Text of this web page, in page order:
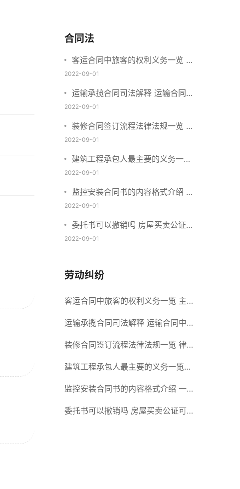
合什么要件？
合同法
客运合同中旅客的权利义务一览 主
要包括这些内容
2022-09-01
运输承揽合同司法解释 运输合同中
承运人的义务有哪些
2022-09-01
装修合同签订流程法律法规一览 律
师解答
2022-09-01
建筑工程承包人最主要的义务一览
承包合同内容介绍
2022-09-01
监控安装合同书的内容格式介绍 一
般包括这些条款
2022-09-01
委托书可以撤销吗 房屋买卖公证可
否撤销
2022-09-01
劳动纠纷
客运合同中旅客的权利义务一览 主
要包括这些内容
运输承揽合同司法解释 运输合同中
承运人的义务有哪些
装修合同签订流程法律法规一览 律
师解答
建筑工程承包人最主要的义务一览
承包合同内容介绍
监控安装合同书的内容格式介绍 一
般包括这些条款
委托书可以撤销吗 房屋买卖公证可